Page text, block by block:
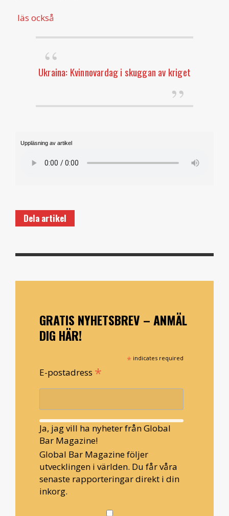
läs också
Ukraina: Kvinnovardag i skuggan av kriget
Uppläsning av artikel
Dela artikel
GRATIS NYHETSBREV – ANMÄL
DIG HÄR!
* indicates required
E-postadress *
Ja, jag vill ha nyheter från Global
Bar Magazine!
Global Bar Magazine följer
utvecklingen i världen. Du får våra
senaste rapporteringar direkt i din
inkorg.